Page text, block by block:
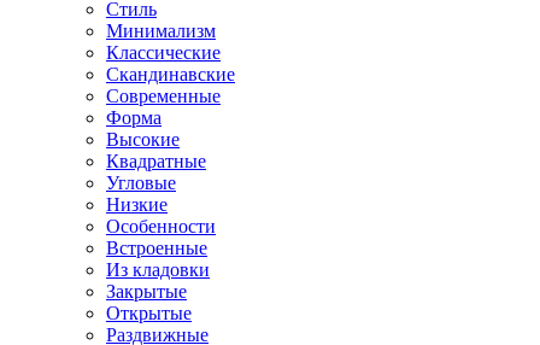
Стиль
Минимализм
Классические
Скандинавские
Современные
Форма
Высокие
Квадратные
Угловые
Низкие
Особенности
Встроенные
Из кладовки
Закрытые
Открытые
Раздвижные